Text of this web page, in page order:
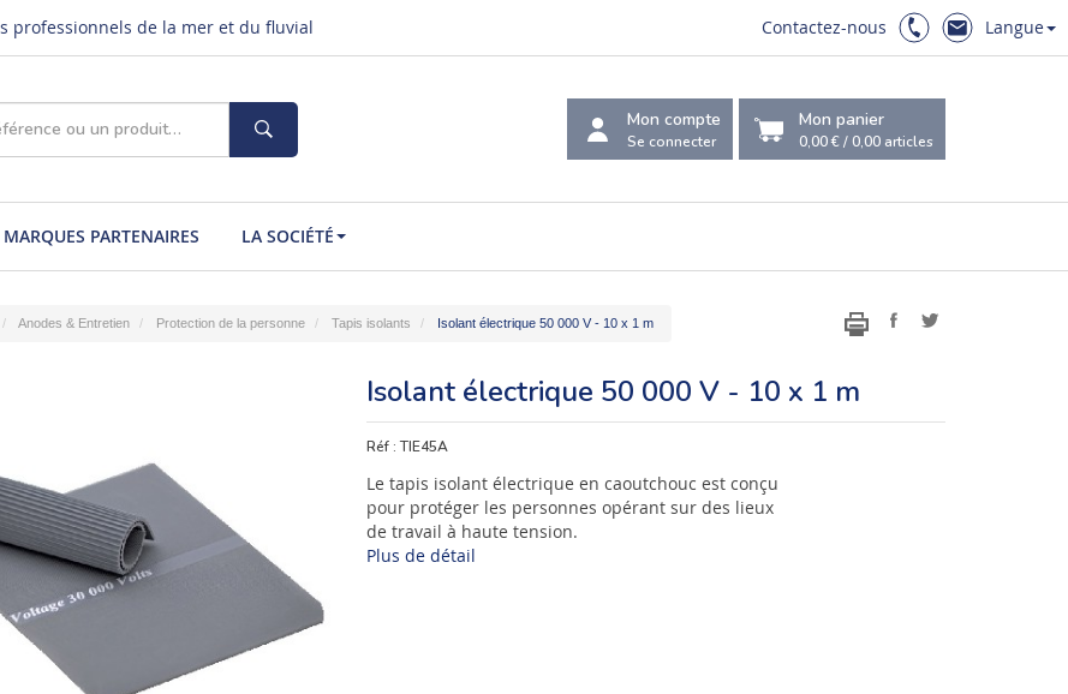
professionnels de la mer et du fluvial Contactez-nous Langue
Mon compte
Se connecter
Mon panier
0,00 €/0,00 articles
MARQUES PARTENAIRES LA SOCIÉTÉ
Anodes & Entretien Protection de la personne Tapis isolants Isolant électrique 50 000 V - 10 x 1 m
Isolant électrique 50 000 V - 10 x 1 m
Réf :TIE45A
Le tapis isolant électrique en caoutchouc est conçu
pour protéger les personnes opérant sur des lieux
de travail à haute tension.
Plus de détail